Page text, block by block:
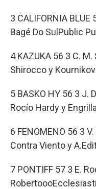
3 CALIFORNIA BLUE
Bagé Do SulPublic
4 KAZUKA 56 3 C.
Shirocco y
5 BASKO HY 56 3 J.
Rocío Hardy y
6 FENOMENO 56 3
Contra Viento y
7 PONTIFF 57 3 E.